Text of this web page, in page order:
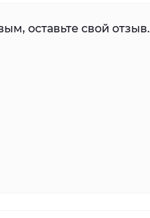
оставьте свой отзыв.